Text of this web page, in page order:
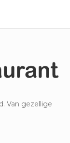
Van gezellige